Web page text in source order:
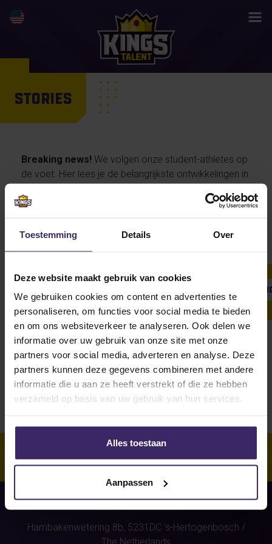
Toestemming Details Over
Deze website maakt gebruik van cookies
We gebruiken cookies om content en advertenties te
personaliseren, om functies voor social media te bieden
en om ons websiteverkeer te analyseren. Ook delen we
informatie over uw gebruik van onze site met onze
partners voor social media, adverteren en analyse. Deze
partners kunnen deze gegevens combineren met andere
informatie die u aan ze heeft verstrekt of die ze hebben
verzameld op basis van uw gebruik van hun services.
Alles toestaan
Aanpassen
STORIES
Breaking news! We volgen onze student-athletes op
de voet. Hier lees je de belangrijkste ontwikkelingen in
persoonlijke verhalen van onze talenten… en straks
Unfortunately, for this athlete
(Britt Verstegen)were no stories
found.
Hambakenwetering 8b, 5231DC 's-Hertogenbosch /